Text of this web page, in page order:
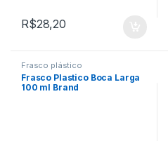
R$28,20
Frasco plástico
Frasco Plastico Boca Larga
100 ml Brand